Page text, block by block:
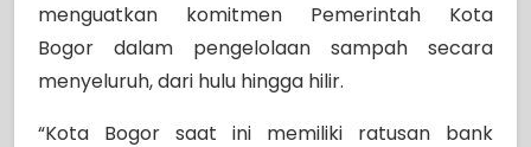
menguatkan komitmen Pemerintah Kota
Bogor dalam pengelolaan sampah secara
menyeluruh, dari hulu hingga hilir.
“Kota Bogor saat ini memiliki ratusan bank